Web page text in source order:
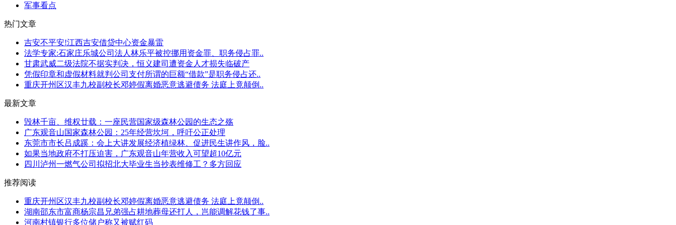
军事看点
热门文章
吉安不平安!江西吉安借贷中心资金暴雷
法学专家:石家庄乐城公司法人林乐平被控挪用资金罪、职务侵占罪..
甘肃武威二级法院不据实判决，恒义建司遭资金人才损失临破产
凭假印章和虚假材料就判公司支付所谓的巨额“借款”是职务侵占还..
重庆开州区汉丰九校副校长邓婷假离婚恶意逃避债务 法庭上竟颠倒..
最新文章
毁林千亩、维权廿载：一座民营国家级森林公园的生态之殇
广东观音山国家森林公园：25年经营坎坷，呼吁公正处理
东莞市市长吕成蹊：会上大讲发展经济植绿林、促进民生讲作风，脸..
如果当地政府不打压迫害，广东观音山年营收入可望超10亿元
四川泸州一燃气公司拟招北大毕业生当抄表维修工？多方回应
推荐阅读
重庆开州区汉丰九校副校长邓婷假离婚恶意逃避债务 法庭上竟颠倒..
湖南邵东市富商杨宗昌兄弟强占耕地葬母还打人，岂能调解花钱了事..
河南村镇银行多位储户称又被赋红码